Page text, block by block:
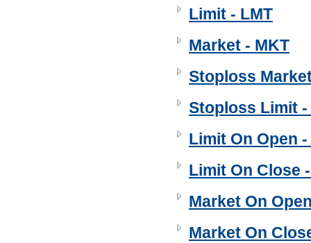
Limit - LMT
Market - MKT
Stoploss
Stoploss Limit -
Limit On Open -
Limit On Close
Market On
Market On